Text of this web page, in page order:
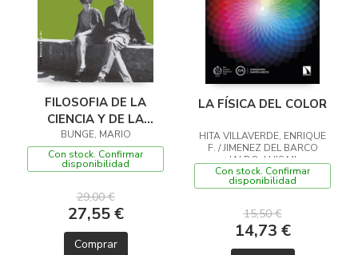
FILOSOFIA DE LA
CIENCIA Y DE LA
TECNICA PARTE 2
BUNGE, MARIO
Con stock. Confirmar
disponibilidad
29,00 €
27,55 €
Comprar
LA FÍSICA DEL COLOR
HITA VILLAVERDE, ENRIQUE
F. / JIMENEZ DEL BARCO
JALDO, LUIS MI
Con stock. Confirmar
disponibilidad
15,50 €
14,73 €